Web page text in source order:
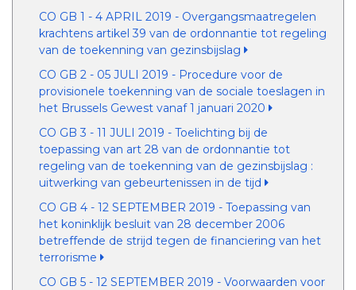
CO GB 1 - 4 APRIL 2019 - Overgangsmaatregelen
krachtens artikel 39 van de ordonnantie tot regeling
van de toekenning van gezinsbijslag
CO GB 2 - 05 JULI 2019 - Procedure voor de
provisionele toekenning van de sociale toeslagen in
het Brussels Gewest vanaf 1 januari 2020
CO GB 3 - 11 JULI 2019 - Toelichting bij de
toepassing van art 28 van de ordonnantie tot
regeling van de toekenning van de gezinsbijslag :
uitwerking van gebeurtenissen in de tijd
CO GB 4 - 12 SEPTEMBER 2019 - Toepassing van
het koninklijk besluit van 28 december 2006
betreffende de strijd tegen de financiering van het
terrorisme
CO GB 5 - 12 SEPTEMBER 2019 - Voorwaarden voor